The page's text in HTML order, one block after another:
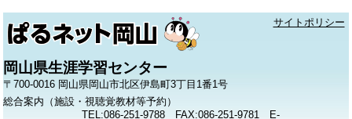
サイトポリシー
岡山県生涯学習センター
〒700-0016 岡山県岡山市北区伊島町3丁目1番1号
総合案内（施設・視聴覚教材等予約）
TEL:086-251-9788 FAX:086-251-9781 E-